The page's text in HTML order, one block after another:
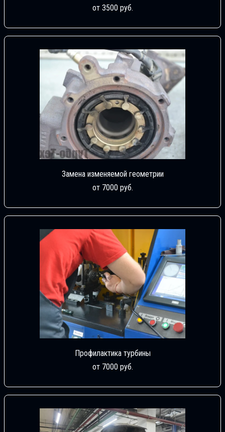
от 3500 руб.
Замена изменяемой геометрии
от 7000 руб.
Профилактика турбины
от 7000 руб.